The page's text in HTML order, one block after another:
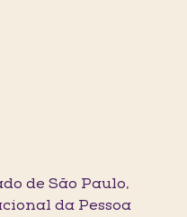
de São Paulo,
da Pessoa